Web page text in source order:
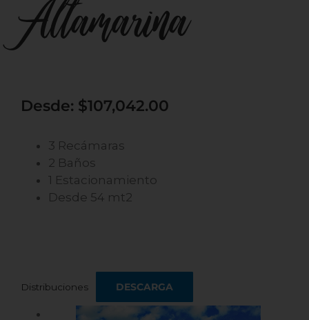
Altamarina
Desde: $107,042.00
3 Recámaras
2 Baños
1 Estacionamiento
Desde 54 mt2
Distribuciones DESCARGA